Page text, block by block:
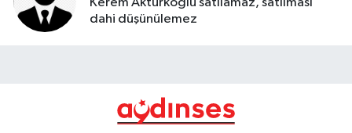
Kerem Aktürkoğlu satılamaz, satılması
dahi düşünülemez